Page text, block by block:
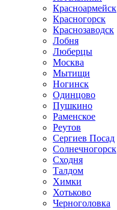
Красноармейск
Красногорск
Краснозаводск
Лобня
Люберцы
Москва
Мытищи
Ногинск
Одинцово
Пушкино
Раменское
Реутов
Сергиев Посад
Солнечногорск
Сходня
Талдом
Химки
Хотьково
Черноголовка